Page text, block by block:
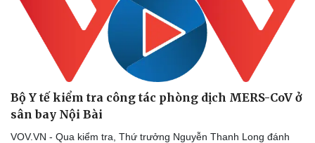
Bộ Y tế kiểm tra công tác phòng dịch MERS-CoV ở
sân bay Nội Bài
VOV.VN - Qua kiểm tra, Thứ trưởng Nguyễn Thanh Long đánh